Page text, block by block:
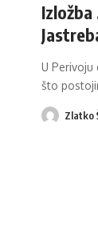
U Perivoju
što
Zlatko